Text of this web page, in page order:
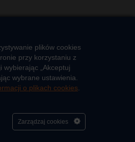
plików cookies
przy korzystaniu z
„Akceptuj
wybrane ustawienia.
o plikach cookies
Zarządzaj cookies